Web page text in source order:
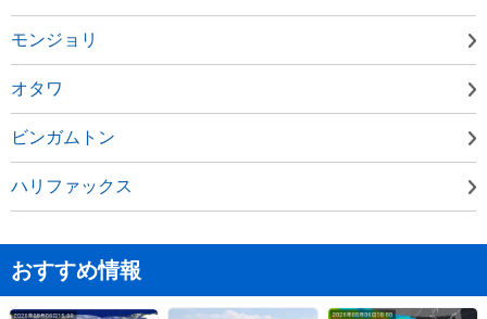
モンジョリ
オタワ
ビンガムトン
ハリファックス
おすすめ情報